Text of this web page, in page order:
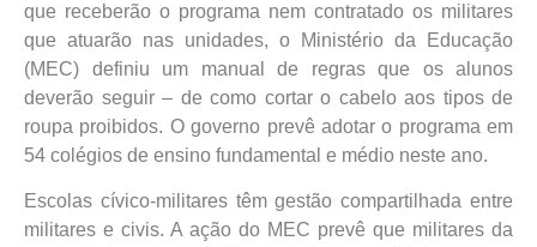
que receberão o programa nem contratado os militares
que atuarão nas unidades, o Ministério da Educação
(MEC) definiu um manual de regras que os alunos
deverão seguir – de como cortar o cabelo aos tipos de
roupa proibidos. O governo prevê adotar o programa em
54 colégios de ensino fundamental e médio neste ano.
Escolas cívico-militares têm gestão compartilhada entre
militares e civis. A ação do MEC prevê que militares da